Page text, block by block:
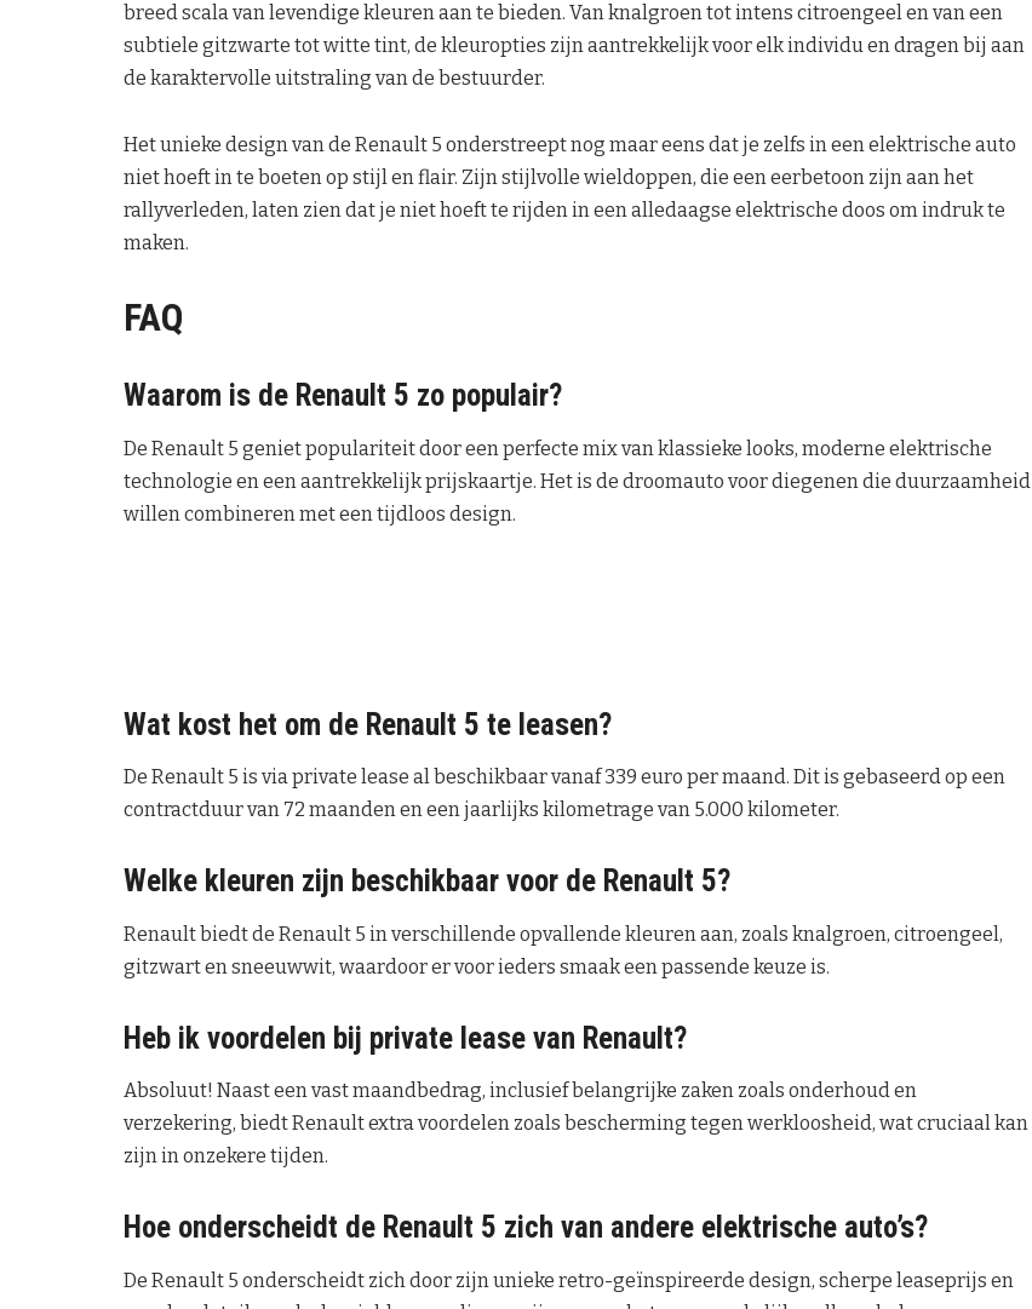
breed scala van levendige kleuren aan te bieden. Van knalgroen tot intens citroengeel en van een
subtiele gitzwarte tot witte tint, de kleuropties zijn aantrekkelijk voor elk individu en dragen bij aan
de karaktervolle uitstraling van de bestuurder.
Het unieke design van de Renault 5 onderstreept nog maar eens dat je zelfs in een elektrische auto
niet hoeft in te boeten op stijl en flair. Zijn stijlvolle wieldoppen, die een eerbetoon zijn aan het
rallyverleden, laten zien dat je niet hoeft te rijden in een alledaagse elektrische doos om indruk te
maken.
FAQ
Waarom is de Renault 5 zo populair?
De Renault 5 geniet populariteit door een perfecte mix van klassieke looks, moderne elektrische
technologie en een aantrekkelijk prijskaartje. Het is de droomauto voor diegenen die duurzaamheid
willen combineren met een tijdloos design.
Wat kost het om de Renault 5 te leasen?
De Renault 5 is via private lease al beschikbaar vanaf 339 euro per maand. Dit is gebaseerd op een
contractduur van 72 maanden en een jaarlijks kilometrage van 5.000 kilometer.
Welke kleuren zijn beschikbaar voor de Renault 5?
Renault biedt de Renault 5 in verschillende opvallende kleuren aan, zoals knalgroen, citroengeel,
gitzwart en sneeuwwit, waardoor er voor ieders smaak een passende keuze is.
Heb ik voordelen bij private lease van Renault?
Absoluut! Naast een vast maandbedrag, inclusief belangrijke zaken zoals onderhoud en
verzekering, biedt Renault extra voordelen zoals bescherming tegen werkloosheid, wat cruciaal kan
zijn in onzekere tijden.
Hoe onderscheidt de Renault 5 zich van andere elektrische auto’s?
De Renault 5 onderscheidt zich door zijn unieke retro-geïnspireerde design, scherpe leaseprijs en